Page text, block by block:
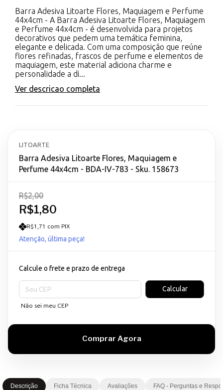
Barra Adesiva Litoarte Flores, Maquiagem e Perfume
44x4cm - A Barra Adesiva Litoarte Flores, Maquiagem
e Perfume 44x4cm - é desenvolvida para projetos
decorativos que pedem uma temática feminina,
elegante e delicada. Com uma composição que reúne
flores refinadas, frascos de perfume e elementos de
maquiagem, este material adiciona charme e
personalidade a di...
Ver descricao completa
LITOARTE
Barra Adesiva Litoarte Flores, Maquiagem e
Perfume 44x4cm - BDA-IV-783 - Sku. 158673
R$1,80
R$2,00
R$1,71 com PIX
Atenção, última peça!
Calcule o frete e prazo de entrega
Entregas para o CEP:
Calcular
Não sei meu CEP
Descrição Ficha Técnica Avaliações FAQ - Perguntas e